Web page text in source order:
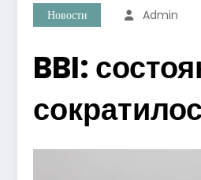
Новости Admin
BBI: